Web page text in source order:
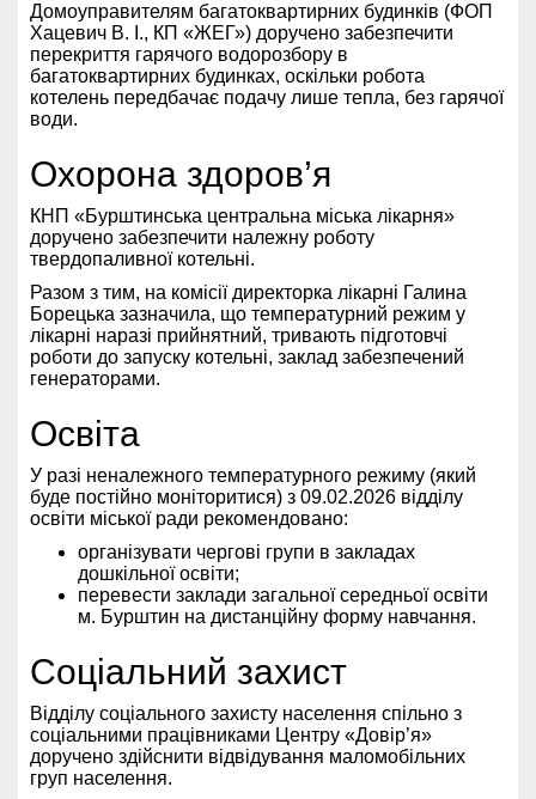
Домоуправителям багатоквартирних будинків (ФОП
Хацевич В. І., КП «ЖЕГ») доручено забезпечити
перекриття гарячого водорозбору в
багатоквартирних будинках, оскільки робота
котелень передбачає подачу лише тепла, без гарячої
води.
Охорона здоров’я
КНП «Бурштинська центральна міська лікарня»
доручено забезпечити належну роботу
твердопаливної котельні.
Разом з тим, на комісії директорка лікарні Галина
Борецька зазначила, що температурний режим у
лікарні наразі прийнятний, тривають підготовчі
роботи до запуску котельні, заклад забезпечений
генераторами.
Освіта
У разі неналежного температурного режиму (який
буде постійно моніторитися) з 09.02.2026 відділу
освіти міської ради рекомендовано:
організувати чергові групи в закладах
дошкільної освіти;
перевести заклади загальної середньої освіти
м. Бурштин на дистанційну форму навчання.
Соціальний захист
Відділу соціального захисту населення спільно з
соціальними працівниками Центру «Довір’я»
доручено здійснити відвідування маломобільних
груп населення.